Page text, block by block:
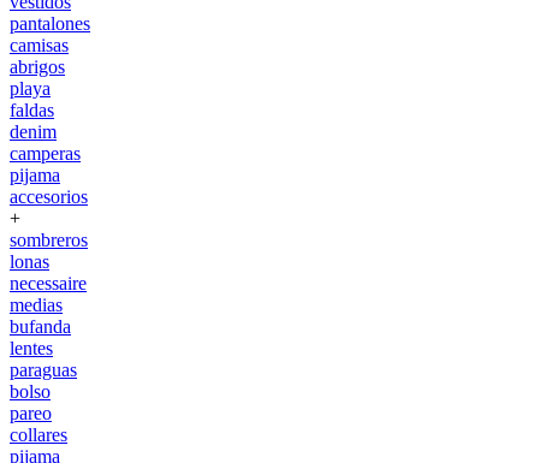
pantalones
camisas
abrigos
playa
faldas
denim
camperas
pijama
accesorios
+
sombreros
lonas
necessaire
medias
bufanda
lentes
paraguas
bolso
pareo
collares
pijama